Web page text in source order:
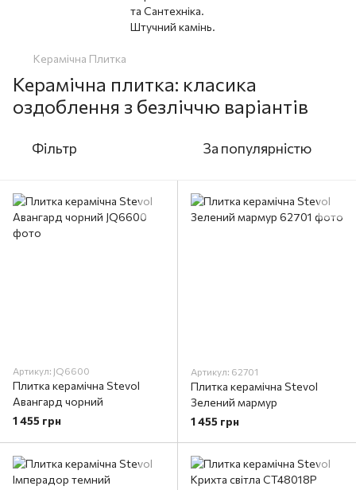
Керамічна Плитка
Керамічна плитка: класика
оздоблення з безліччю варіантів
Фільтр За популярністю
Артикул: JQ6600
Плитка керамічна Stevol
Авангард чорний
1 455 грн
Артикул: 62701
Плитка керамічна Stevol
Зелений мармур
1 455 грн